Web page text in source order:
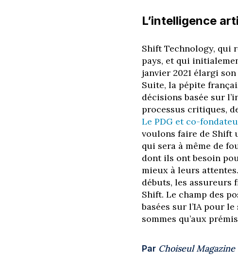
L’intelligence
Shift Technology, qui
pays, et qui
janvier 2021 élargi
Suite, la pépite
décisions basée sur
processus critiques,
Le PDG et co-
voulons faire de Shift
qui sera à même de
dont ils ont besoin
mieux à leurs
débuts, les assureurs
Shift. Le champ des
basées sur l’IA pour
sommes qu’aux
Par Choiseul Magazine